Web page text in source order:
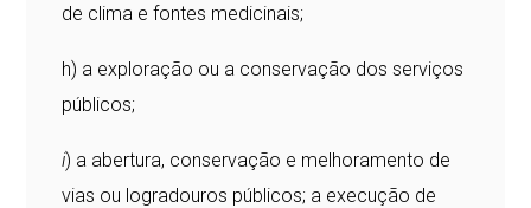
de clima e fontes medicinais;
h) a exploração ou a conservação dos serviços
públicos;
i) a abertura, conservação e melhoramento de
vias ou logradouros públicos; a execução de